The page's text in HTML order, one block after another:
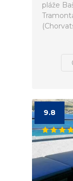
pláže
9.8